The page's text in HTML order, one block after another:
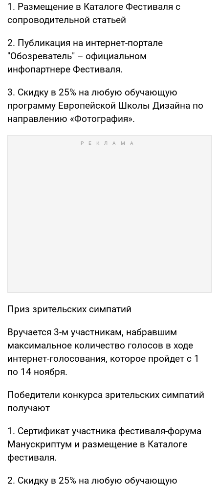
1. Размещение в Каталоге Фестиваля с
сопроводительной статьей
2. Публикация на интернет-портале
"Обозреватель" – официальном
инфопартнере Фестиваля.
3. Скидку в 25% на любую обучающую
программу Европейской Школы Дизайна по
направлению «Фотография».
Приз зрительских симпатий
Вручается 3-м участникам, набравшим
максимальное количество голосов в ходе
интернет-голосования, которое пройдет с 1
по 14 ноября.
Победители конкурса зрительских симпатий
получают
1. Сертификат участника фестиваля-форума
Манускриптум и размещение в Каталоге
фестиваля.
2. Скидку в 25% на любую обучающую